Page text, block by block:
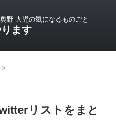
野 大児の気になるものごと
ます
>
リストをまと